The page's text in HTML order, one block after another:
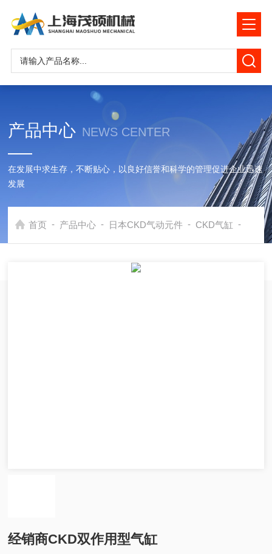
产品中心 NEWS CENTER
在发展中求生存，不断贴心，以良好信誉和科学的管理促进企业迅速
发展
首页 - 产品中心 - 日本CKD气动元件 - CKD气缸 - 经销
经销商CKD双作用型气缸